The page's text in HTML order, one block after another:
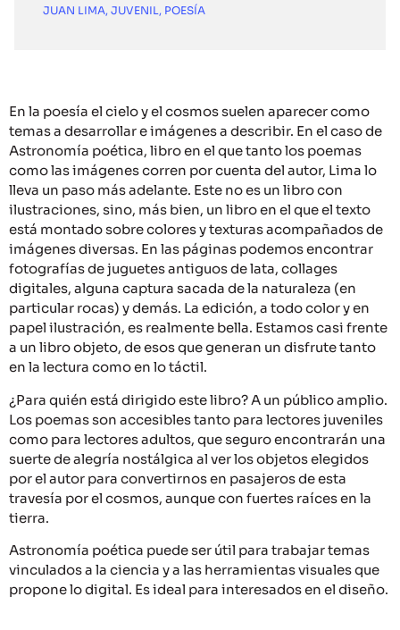
JUAN LIMA, JUVENIL, POESÍA
En la poesía el cielo y el cosmos suelen aparecer como
temas a desarrollar e imágenes a describir. En el caso de
Astronomía poética, libro en el que tanto los poemas
como las imágenes corren por cuenta del autor, Lima lo
lleva un paso más adelante. Este no es un libro con
ilustraciones, sino, más bien, un libro en el que el texto
está montado sobre colores y texturas acompañados de
imágenes diversas. En las páginas podemos encontrar
fotografías de juguetes antiguos de lata, collages
digitales, alguna captura sacada de la naturaleza (en
particular rocas) y demás. La edición, a todo color y en
papel ilustración, es realmente bella. Estamos casi frente
a un libro objeto, de esos que generan un disfrute tanto
en la lectura como en lo táctil.
¿Para quién está dirigido este libro? A un público amplio.
Los poemas son accesibles tanto para lectores juveniles
como para lectores adultos, que seguro encontrarán una
suerte de alegría nostálgica al ver los objetos elegidos
por el autor para convertirnos en pasajeros de esta
travesía por el cosmos, aunque con fuertes raíces en la
tierra.
Astronomía poética puede ser útil para trabajar temas
vinculados a la ciencia y a las herramientas visuales que
propone lo digital. Es ideal para interesados en el diseño.